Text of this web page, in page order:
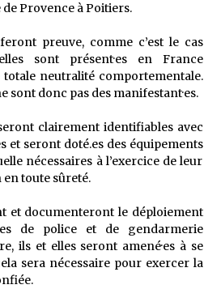
Provence à Poitiers.
preuve, comme c’est le cas
sont présent·es en France
totale neutralité comportementale.
sont donc pas des manifestant·es.
clairement identifiables avec
et seront doté.es des équipements
nécessaires à l’exercice de leur
en toute sûreté.
et documenteront le déploiement
de police et de gendarmerie
ils et elles seront amené·es à se
sera nécessaire pour exercer la